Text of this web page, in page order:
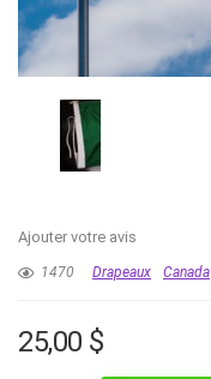
Ajouter votre avis
1470 Drapeaux Canada
25,00 $